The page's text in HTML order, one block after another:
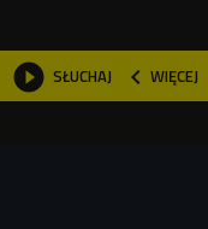
 SŁUCHAJ  WIĘCEJ
